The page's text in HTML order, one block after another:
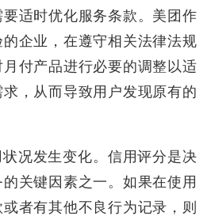
适时优化服务条款。美团作
企业，在遵守相关法律法规
付产品进行必要的调整以适
，从而导致用户发现原有的
况发生变化。信用评分是决
关键因素之一。如果在使用
者有其他不良行为记录，则